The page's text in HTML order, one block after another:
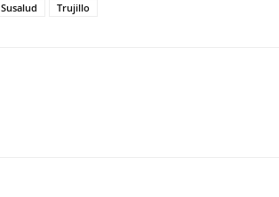
Susalud Trujillo